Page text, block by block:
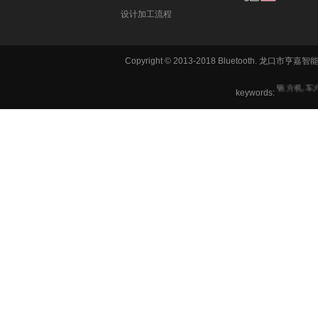
设计加工流程
Copyright © 2013-2018 Bluetooth. 龙口市亨嘉智
keywords:
六角机床